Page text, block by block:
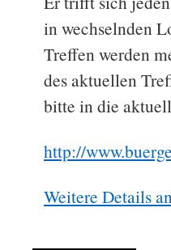
in wechselnden
Treffen werden
des aktuellen
bitte in die
http://
Weitere Details